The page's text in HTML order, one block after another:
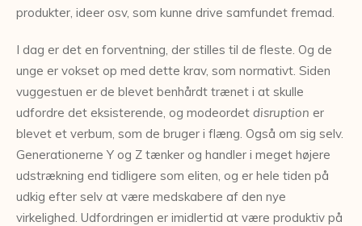
produkter, ideer osv, som kunne drive samfundet fremad.
I dag er det en forventning, der stilles til de fleste. Og de
unge er vokset op med dette krav, som normativt. Siden
vuggestuen er de blevet benhårdt trænet i at skulle
udfordre det eksisterende, og modeordet disruption er
blevet et verbum, som de bruger i flæng. Også om sig selv.
Generationerne Y og Z tænker og handler i meget højere
udstrækning end tidligere som eliten, og er hele tiden på
udkig efter selv at være medskabere af den nye
virkelighed. Udfordringen er imidlertid at være produktiv på